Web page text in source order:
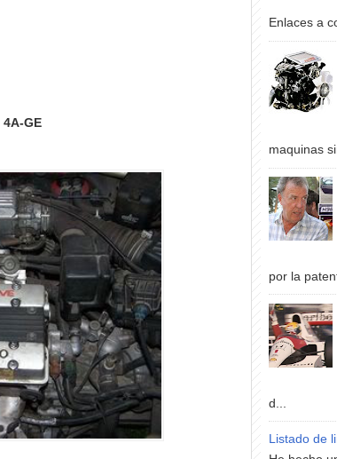
4A-GE
Enlaces a
maquinas
por la
d...
Listado de